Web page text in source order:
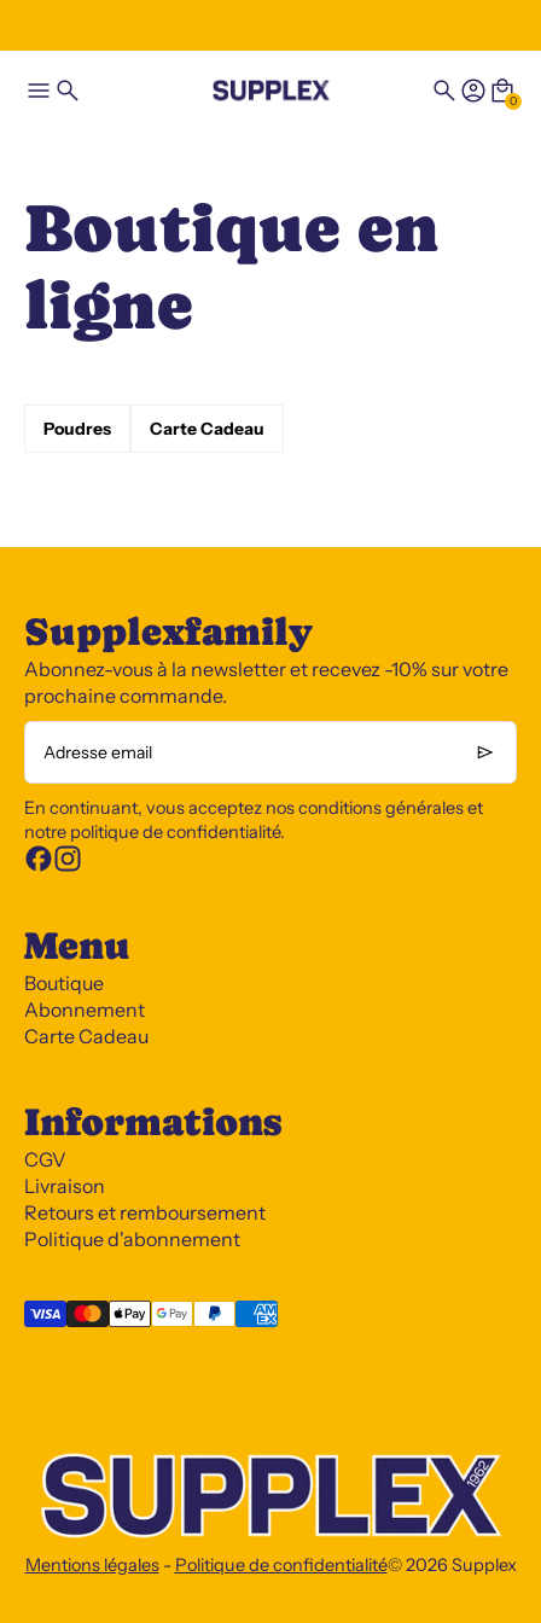
0
Boutique en
ligne
Poudres Carte Cadeau
Supplexfamily
Abonnez-vous à la newsletter et recevez -10% sur votre
prochaine commande.
Adresse email
En continuant, vous acceptez nos conditions générales et
notre politique de confidentialité.
Menu
Boutique
Abonnement
Carte Cadeau
Informations
CGV
Livraison
Retours et remboursement
Politique d'abonnement
Mentions légales- Politique de confidentialité© 2026 Supplex